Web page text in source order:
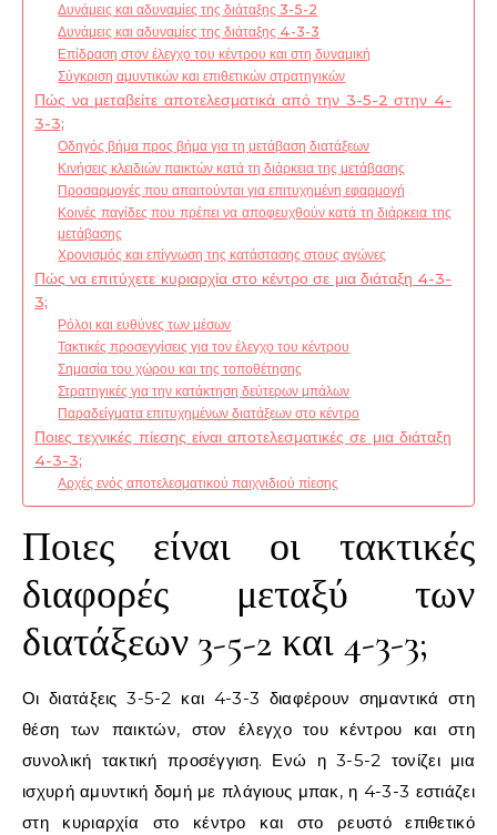
Δυνάμεις και αδυναμίες της διάταξης 3-5-2
Δυνάμεις και αδυναμίες της διάταξης 4-3-3
Επίδραση στον έλεγχο του κέντρου και στη δυναμική
Σύγκριση αμυντικών και επιθετικών στρατηγικών
Πώς να μεταβείτε αποτελεσματικά από την 3-5-2 στην 4-
3-3;
Οδηγός βήμα προς βήμα για τη μετάβαση διατάξεων
Κινήσεις κλειδιών παικτών κατά τη διάρκεια της μετάβασης
Προσαρμογές που απαιτούνται για επιτυχημένη εφαρμογή
Κοινές παγίδες που πρέπει να αποφευχθούν κατά τη διάρκεια της
μετάβασης
Χρονισμός και επίγνωση της κατάστασης στους αγώνες
Πώς να επιτύχετε κυριαρχία στο κέντρο σε μια διάταξη 4-3-
3;
Ρόλοι και ευθύνες των μέσων
Τακτικές προσεγγίσεις για τον έλεγχο του κέντρου
Σημασία του χώρου και της τοποθέτησης
Στρατηγικές για την κατάκτηση δεύτερων μπάλων
Παραδείγματα επιτυχημένων διατάξεων στο κέντρο
Ποιες τεχνικές πίεσης είναι αποτελεσματικές σε μια διάταξη
4-3-3;
Αρχές ενός αποτελεσματικού παιχνιδιού πίεσης
Ποιες είναι οι τακτικές
διαφορές μεταξύ των
διατάξεων 3-5-2 και 4-3-3;
Οι διατάξεις 3-5-2 και 4-3-3 διαφέρουν σημαντικά στη
θέση των παικτών, στον έλεγχο του κέντρου και στη
συνολική τακτική προσέγγιση. Ενώ η 3-5-2 τονίζει μια
ισχυρή αμυντική δομή με πλάγιους μπακ, η 4-3-3 εστιάζει
στη κυριαρχία στο κέντρο και στο ρευστό επιθετικό